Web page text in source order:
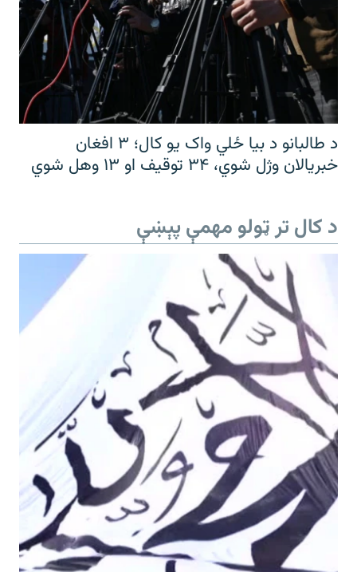
د طالبانو د بیا ځلي واک یو کال؛ ۳ افغان
خبریالان وژل شوي، ۳۴ توقیف او ۱۳ وهل شوي
د کال تر ټولو مهمې پېښې